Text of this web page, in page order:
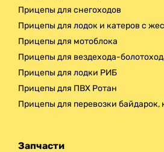
Прицепы для снегоходов
Прицепы для лодок и катеров с
Прицепы для мотоблока
Прицепы для вездехода-
Прицепы для лодки РИБ
Прицепы для ПВХ Ротан
Прицепы для перевозки байдарок,
Запчасти